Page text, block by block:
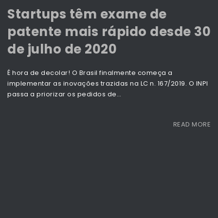
Startups têm exame de
patente mais rápido desde 30
de julho de 2020
É hora de decolar! O Brasil finalmente começa a
implementar as inovações trazidas na LC n. 167/2019. O INPI
passa a priorizar os pedidos de…
READ MORE